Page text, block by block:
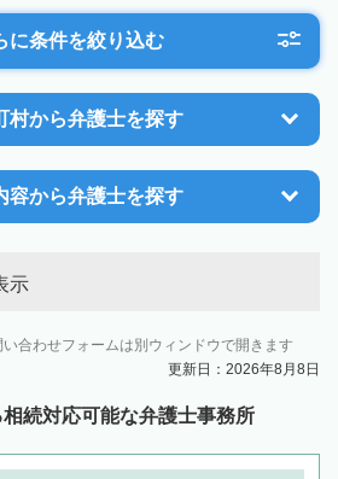
に条件を絞り込む
村から弁護士を探す
容から弁護士を探す
示
合わせフォームは別ウィンドウで開きます
更新日：2026年8月8日
続対応可能な弁護士事務所